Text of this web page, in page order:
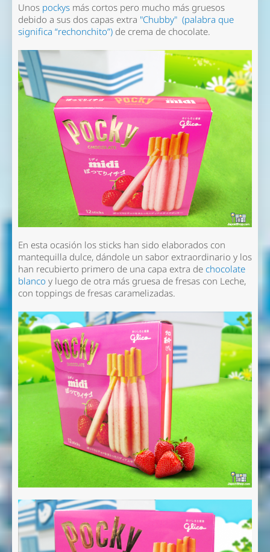
Unos pockysmás cortos pero mucho más gruesos
debido a sus dos capas extra "Chubby" (palabra que
significa “rechonchito”) de crema de chocolate.
En esta ocasión los sticks han sido elaborados con
mantequilla dulce, dándole un sabor extraordinario y los
han recubierto primero de una capa extra dechocolate
blanco y luego de otra más gruesa de fresas con Leche,
con toppings de fresas caramelizadas.